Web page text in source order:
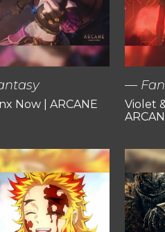
Now | ARCANE
Violet